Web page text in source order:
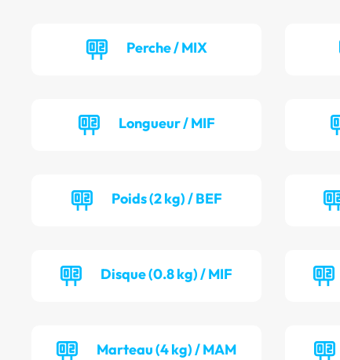
Perche / MIX
Longueur / MIF
Poids (2 kg) / BEF
Disque (0.8 kg) / MIF
Marteau (4 kg) / MAM